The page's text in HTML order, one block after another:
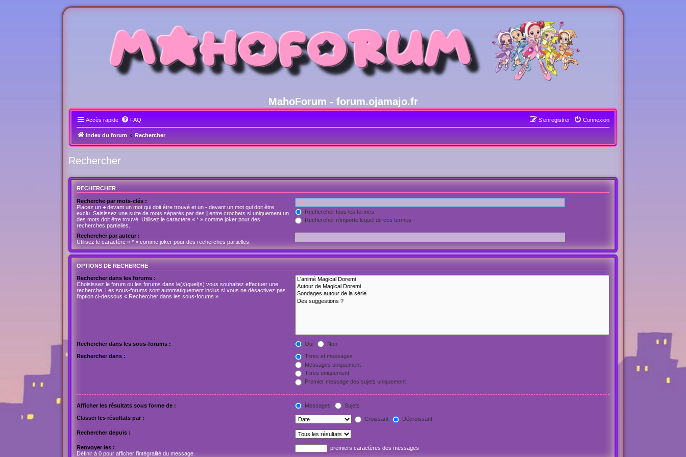
MahoForum - forum.ojamajo.fr
Accès rapide FAQ Connexion
S’enregistrer
Index du forum Rechercher
Rechercher
RECHERCHER
Recherche par mots-clés :
Placez un+ devant un mot qui doit être trouvé et un- devant un mot qui doit être
exclu. Saisissez une suite de mots séparés par des| entre crochets si uniquement un
des mots doit être trouvé. Utilisez le caractère « * » comme joker pour des
recherches partielles.
Rechercher tous les termes
Rechercher n’importe lequel de ces termes
Rechercher par auteur :
Utilisez le caractère « * » comme joker pour des recherches partielles.
OPTIONS DE RECHERCHE
Rechercher dans les forums :
Choisissez le forum ou les forums dans le(s)quel(s) vous souhaitez effectuer une
recherche. Les sous-forums sont automatiquement inclus si vous ne désactivez pas
l’option ci-dessous « Rechercher dans les sous-forums ».
Rechercher dans les sous-forums : Oui Non
Rechercher dans :
Titres et messages
Messages uniquement
Titres uniquement
Premier message des sujets uniquement
Afficher les résultats sous forme de : Messages Sujets
Classer les résultats par : Croissant Décroissant
Rechercher depuis :
Renvoyer les :
Définir à 0 pour afficher l’intégralité du message.
premiers caractères des messages